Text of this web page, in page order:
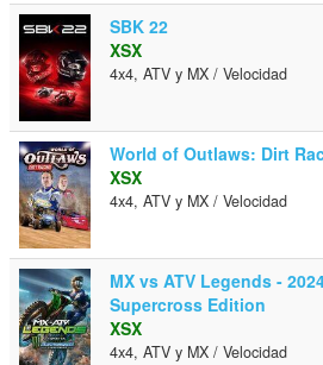
SBK 22
XSX
4x4, ATV y MX / Velocidad
World of Outlaws: Dirt
XSX
4x4, ATV y MX / Velocidad
MX vs ATV Legends -
Supercross Edition
XSX
4x4, ATV y MX / Velocidad